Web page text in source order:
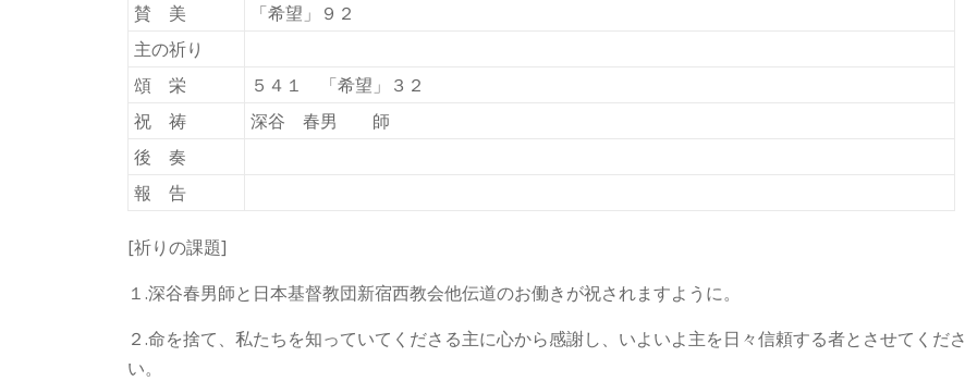
賛 美
「希望」９２
主の祈り
頌 栄
５４１ 「希望」３２
祝 祷
深谷 春男 師
後 奏
報 告
[祈りの課題]
１.深谷春男師と日本基督教団新宿西教会他伝道のお働きが祝されますように。
２.命を捨て、私たちを知っていてくださる主に心から感謝し、いよいよ主を日々信頼する者とさせてくださ
い。